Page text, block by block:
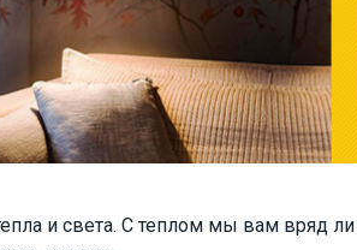
и света. С теплом мы вам вряд